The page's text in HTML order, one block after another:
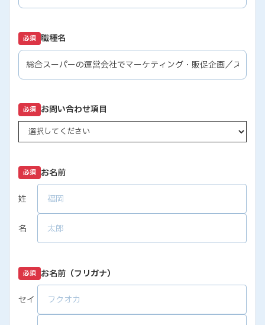
必須 職種名
必須 お問い合わせ項目
必須 お名前
姓
名
必須 お名前（フリガナ）
セイ